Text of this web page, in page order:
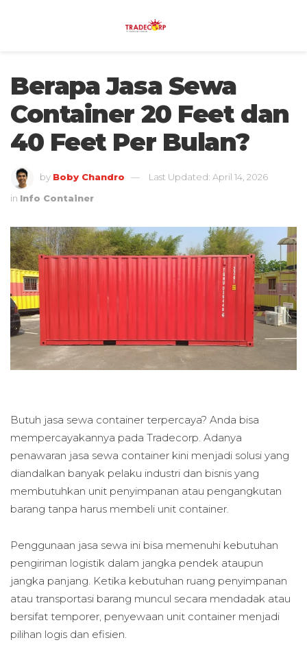
Berapa Jasa Sewa
Container 20 Feet dan
40 Feet Per Bulan?
by Boby Chandro
Last Updated: April 14, 2026
in Info Container
Butuh jasa sewa container terpercaya? Anda bisa
mempercayakannya pada Tradecorp. Adanya
penawaran jasa sewa container kini menjadi solusi yang
diandalkan banyak pelaku industri dan bisnis yang
membutuhkan unit penyimpanan atau pengangkutan
barang tanpa harus membeli unit container.
Penggunaan jasa sewa ini bisa memenuhi kebutuhan
pengiriman logistik dalam jangka pendek ataupun
jangka panjang. Ketika kebutuhan ruang penyimpanan
atau transportasi barang muncul secara mendadak atau
bersifat temporer, penyewaan unit container menjadi
pilihan logis dan efisien.